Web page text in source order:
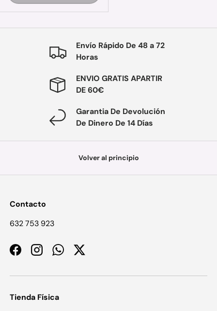
Envío Rápido De 48 a 72
Horas
ENVIO GRATIS APARTIR
DE 60€
Garantia De Devolución
De Dinero De 14 Días
Volver al principio
Contacto
632 753 923
FacebookInstagramWhatsApp
Twitter
Tienda Física